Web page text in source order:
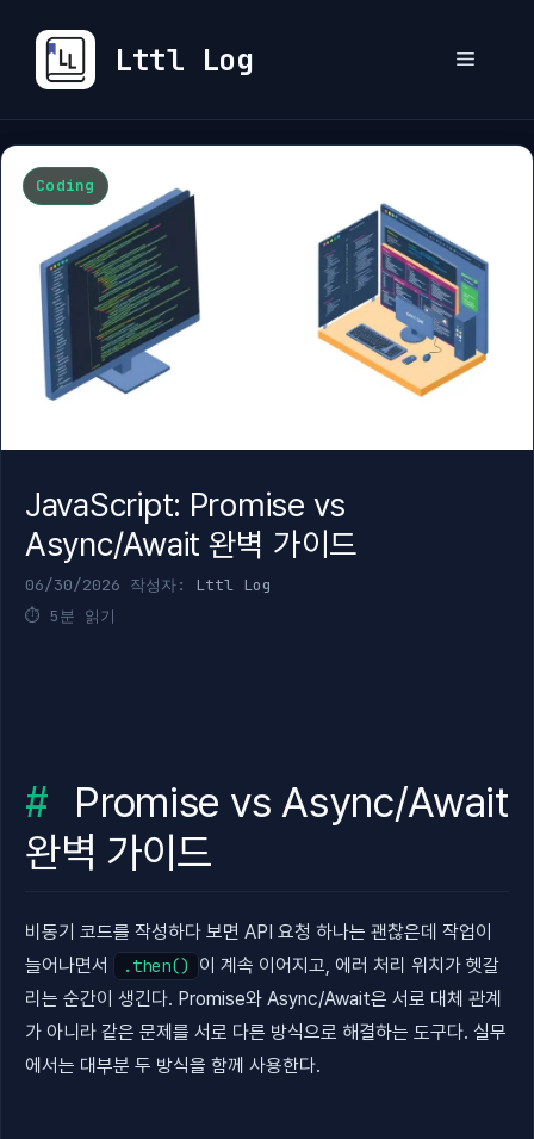
로
건
Lttl Log 메
Coding
JavaScript: Promise vs
Async/Await 완벽 가이드
06/30/2026 작성자: Lttl Log
5분 읽기
Promise vs Async/Await
완벽 가이드
비동기 코드를 작성하다 보면 API 요청 하나는 괜찮은데 작업이
늘어나면서
.then()
이 계속 이어지고, 에러 처리 위치가 헷갈
리는 순간이 생긴다. Promise와 Async/Await은 서로 대체 관계
가 아니라 같은 문제를 서로 다른 방식으로 해결하는 도구다. 실무
에서는 대부분 두 방식을 함께 사용한다.